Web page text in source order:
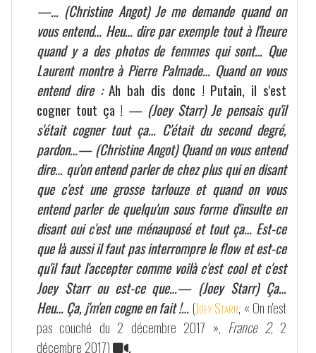
—… (Christine Angot) Je me demande quand on
vous entend… Heu… dire par exemple tout à l'heure
quand y a des photos de femmes qui sont… Que
Laurent montre à Pierre Palmade… Quand on vous
entend dire :Ah bah dis donc ! Putain, il s'est
cogner tout ça ! — (Joey Starr) Je pensais qu'il
s'était cogner tout ça… C'était du second degré,
pardon…— (Christine Angot) Quand on vous entend
dire… qu'on entend parler de chez plus qui en disant
que c'est une grosse tarlouze et quand on vous
entend parler de quelqu'un sous forme d'insulte en
disant oui c'est une ménauposé et tout ça… Est-ce
que là aussi il faut pas interrompre le flow et est-ce
qu'il faut l'accepter comme voilà c'est cool et c'est
Joey Starr ou est-ce que…— (Joey Starr) Ça…
Heu… Ça, j'm'en cogne en fait !… (Joey Starr, « On n'est
pas couché du 2 décembre 2017 », France 2, 2
décembre 2017)
.